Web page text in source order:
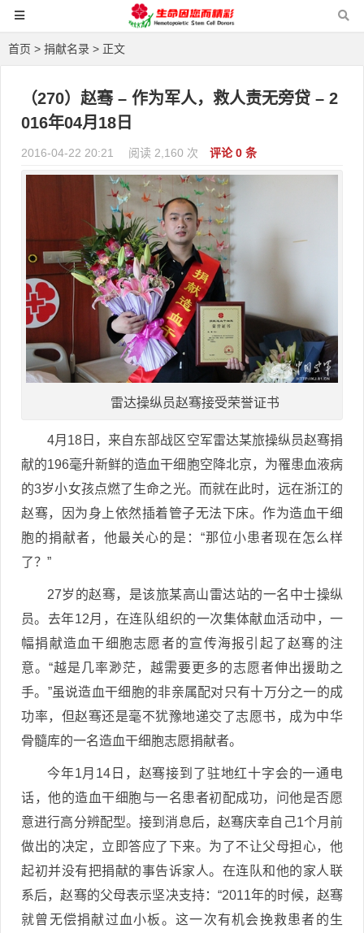
首页 > 捐献名录 > 正文
（270）赵骞 – 作为军人，救人责无旁贷 – 2
016年04月18日
2016-04-22 20:21 阅读 2,160 次 评论 0 条
雷达操纵员赵骞接受荣誉证书
4月18日，来自东部战区空军雷达某旅操纵员赵骞捐
献的196毫升新鲜的造血干细胞空降北京，为罹患血液病
的3岁小女孩点燃了生命之光。而就在此时，远在浙江的
赵骞，因为身上依然插着管子无法下床。作为造血干细
胞的捐献者，他最关心的是：“那位小患者现在怎么样
了？”
27岁的赵骞，是该旅某高山雷达站的一名中士操纵
员。去年12月，在连队组织的一次集体献血活动中，一
幅捐献造血干细胞志愿者的宣传海报引起了赵骞的注
意。“越是几率渺茫，越需要更多的志愿者伸出援助之
手。”虽说造血干细胞的非亲属配对只有十万分之一的成
功率，但赵骞还是毫不犹豫地递交了志愿书，成为中华
骨髓库的一名造血干细胞志愿捐献者。
今年1月14日，赵骞接到了驻地红十字会的一通电
话，他的造血干细胞与一名患者初配成功，问他是否愿
意进行高分辨配型。接到消息后，赵骞庆幸自己1个月前
做出的决定，立即答应了下来。为了不让父母担心，他
起初并没有把捐献的事告诉家人。在连队和他的家人联
系后，赵骞的父母表示坚决支持：“2011年的时候，赵骞
就曾无偿捐献过血小板。这一次有机会挽救患者的生